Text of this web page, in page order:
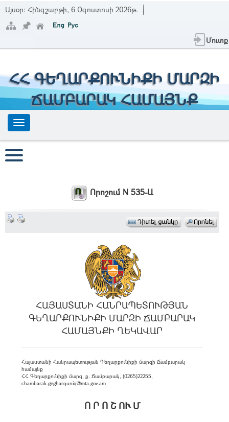
Այսօր: Հինգշաբթի, 6 Օգոստոսի 2026թ.
Մուտք
ՀՀ ԳԵՂԱՐՔՈՒՆԻՔԻ ՄԱՐԶԻ
ՃԱՄԲԱՐԱԿ ՀԱՄԱՅՆՔ
Որոշում N 535-Ա
ՀԱՅԱՍՏԱՆԻ ՀԱՆՐԱՊԵՏՈՒԹՅԱՆ
ԳԵՂԱՐՔՈՒՆԻՔԻ ՄԱՐԶԻ ՃԱՄԲԱՐԱԿ
ՀԱՄԱՅՆՔԻ ՂԵԿԱՎԱՐ
Հայաստանի Հանրապետության Գեղարքունիքի մարզի Ճամբարակ
համայնք
ՀՀ Գեղարքունիքի մարզ, ք. Ճամբարակ, (0265)22255,
chambarak.gegharquniq@mta.gov.am
Ո Ր Ո Շ ՈՒ Մ